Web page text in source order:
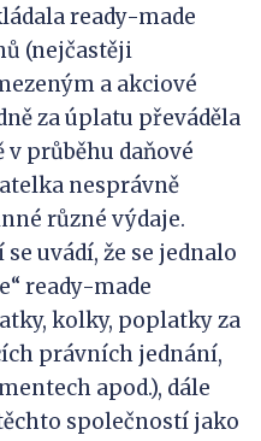
ready-made
(nejčastěji
a akciové
za úplatu převáděla
v průběhu daňové
nesprávně
různé výdaje.
uvádí, že se jednalo
ready-made
kolky, poplatky za
právních jednání,
apod.), dále
společností jako